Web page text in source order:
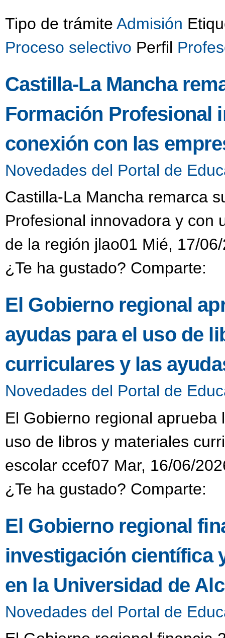
Tipo de trámite Admisión
Proceso selectivo Perfil
Castilla-La Mancha
Formación Profesional
conexión con las
Novedades del Portal de
Castilla-La Mancha remarca
Profesional innovadora y con
de la región jlao01 Mié, 17/
¿Te ha gustado? Comparte:
El Gobierno regional
ayudas para el uso de
curriculares y las
Novedades del Portal de
El Gobierno regional
uso de libros y materiales
escolar ccef07 Mar, 16/06/
¿Te ha gustado? Comparte:
El Gobierno regional
investigación científica
en la Universidad de
Novedades del Portal de